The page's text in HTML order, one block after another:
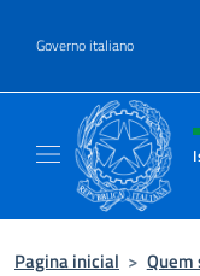
Governo italiano
Site, social
Pagina inicial > Quem